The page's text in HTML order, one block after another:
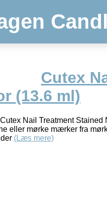
Cutex
(13.6 ml)
Nail Treatment Stained
eller mørke mærker fra
(Læs mere)